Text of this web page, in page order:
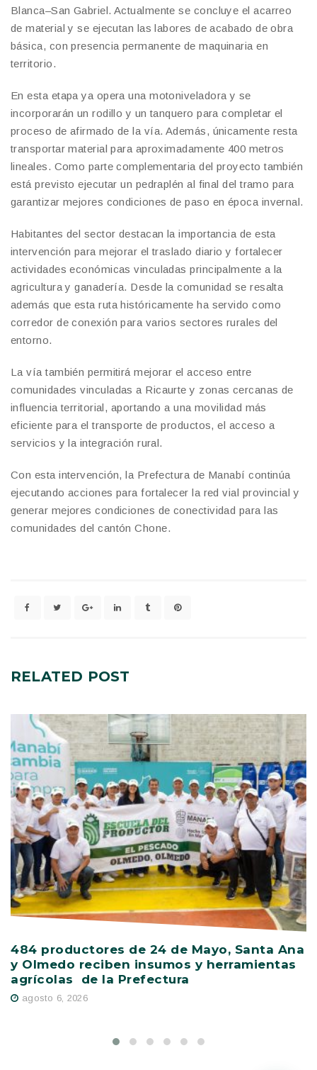
Blanca–San Gabriel. Actualmente se concluye el acarreo
de material y se ejecutan las labores de acabado de obra
básica, con presencia permanente de maquinaria en
territorio.
En esta etapa ya opera una motoniveladora y se
incorporarán un rodillo y un tanquero para completar el
proceso de afirmado de la vía. Además, únicamente resta
transportar material para aproximadamente 400 metros
lineales. Como parte complementaria del proyecto también
está previsto ejecutar un pedraplén al final del tramo para
garantizar mejores condiciones de paso en época invernal.
Habitantes del sector destacan la importancia de esta
intervención para mejorar el traslado diario y fortalecer
actividades económicas vinculadas principalmente a la
agricultura y ganadería. Desde la comunidad se resalta
además que esta ruta históricamente ha servido como
corredor de conexión para varios sectores rurales del
entorno.
La vía también permitirá mejorar el acceso entre
comunidades vinculadas a Ricaurte y zonas cercanas de
influencia territorial, aportando a una movilidad más
eficiente para el transporte de productos, el acceso a
servicios y la integración rural.
Con esta intervención, la Prefectura de Manabí continúa
ejecutando acciones para fortalecer la red vial provincial y
generar mejores condiciones de conectividad para las
comunidades del cantón Chone.
RELATED POST
484 productores de 24 de Mayo, Santa Ana
y Olmedo reciben insumos y herramientas
agrícolas de la Prefectura
agosto 6, 2026